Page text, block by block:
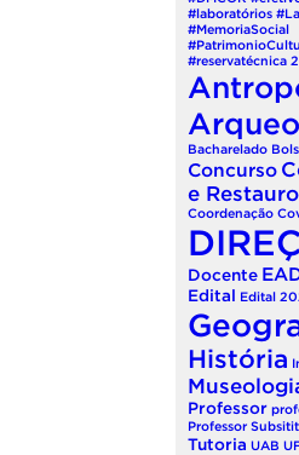
#laboratórios
#MemoriaSocial
#reservatécnica
Bacharelado
Concurso
e Restauro
Coordenação
Docente
Edital Edital
História
Professor
Professor
Tutoria UAB